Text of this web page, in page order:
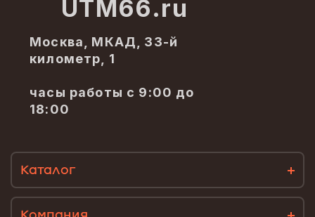
UTM66.ru
Москва, МКАД, 33-й
километр, 1
часы работы с 9:00 до
18:00
Каталог